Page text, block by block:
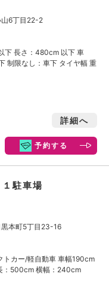
山6丁目22-2
下 長さ：480cm 以下 車
制限なし：車下 タイヤ幅 重
詳細へ
予約する
駐車場
本町5丁目23-16
トカー/軽自動車 車幅190cm
：500cm 横幅：240cm